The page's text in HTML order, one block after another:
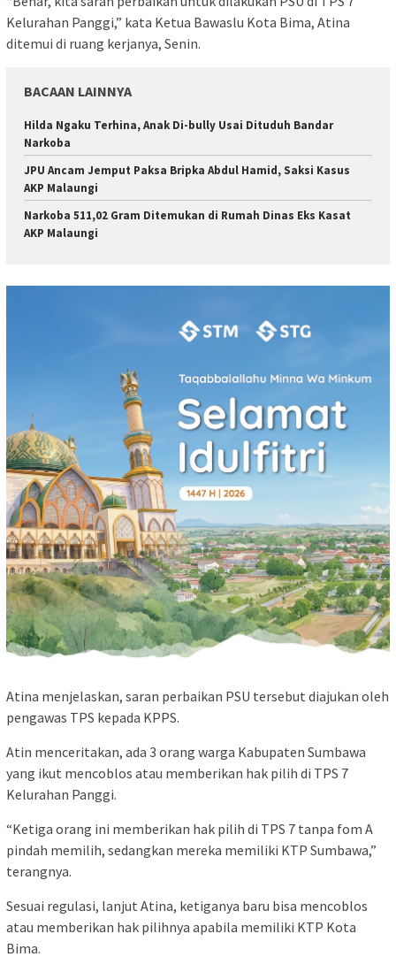
Kelurahan Panggi,” kata Ketua Bawaslu Kota Bima, Atina
ditemui di ruang kerjanya, Senin.
BACAAN LAINNYA
Hilda Ngaku Terhina, Anak Di-bully Usai Dituduh Bandar
Narkoba
JPU Ancam Jemput Paksa Bripka Abdul Hamid, Saksi Kasus
AKP Malaungi
Narkoba 511,02 Gram Ditemukan di Rumah Dinas Eks Kasat
AKP Malaungi
Atina menjelaskan, saran perbaikan PSU tersebut diajukan oleh
pengawas TPS kepada KPPS.
Atin menceritakan, ada 3 orang warga Kabupaten Sumbawa
yang ikut mencoblos atau memberikan hak pilih di TPS 7
Kelurahan Panggi.
“Ketiga orang ini memberikan hak pilih di TPS 7 tanpa fom A
pindah memilih, sedangkan mereka memiliki KTP Sumbawa,”
terangnya.
Sesuai regulasi, lanjut Atina, ketiganya baru bisa mencoblos
atau memberikan hak pilihnya apabila memiliki KTP Kota
Bima.